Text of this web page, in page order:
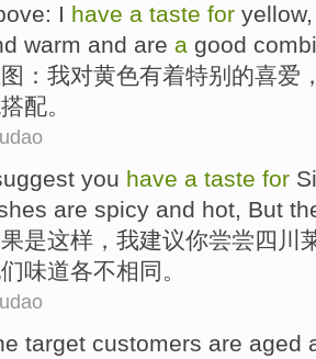
: I have a taste for yellow
warm and are a good
图 ： 我对黄色有着特别 的喜爱
搭配。
you have a taste for
are spicy and hot, But
是这样， 我建议你尝尝四川
味道各不相同。
target customers are aged